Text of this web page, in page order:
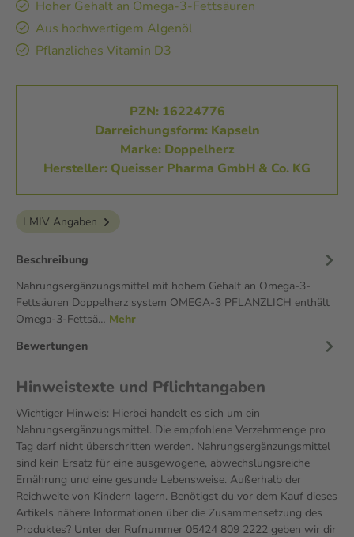
Hoher Gehalt an Omega-3-Fettsäuren
Aus hochwertigem Algenöl
Pflanzliches Vitamin D3
PZN: 16224776
Darreichungsform: Kapseln
Marke: Doppelherz
Hersteller: Queisser Pharma GmbH & Co. KG
LMIV Angaben
Beschreibung
Nahrungsergänzungsmittel mit hohem Gehalt an Omega-3-
Fettsäuren Doppelherz system OMEGA-3 PFLANZLICH enthält
Omega-3-Fettsä… Mehr
Bewertungen
Hinweistexte und Pflichtangaben
Wichtiger Hinweis: Hierbei handelt es sich um ein
Nahrungsergänzungsmittel. Die empfohlene Verzehrmenge pro
Tag darf nicht überschritten werden. Nahrungsergänzungsmittel
sind kein Ersatz für eine ausgewogene, abwechslungsreiche
Ernährung und eine gesunde Lebensweise. Außerhalb der
Reichweite von Kindern lagern. Benötigst du vor dem Kauf dieses
Artikels nähere Informationen über die Zusammensetzung des
Produktes? Unter der Rufnummer 05424 809 2222 geben wir dir